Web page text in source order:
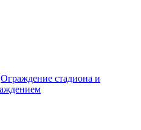
Ограждение стадиона и